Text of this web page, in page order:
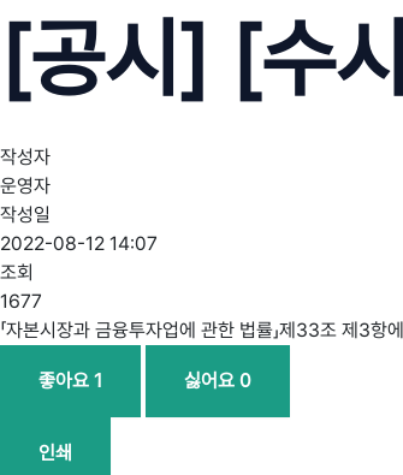
[공시] [수
작성자
운영자
작성일
2022-08-12 14:07
조회
1677
「자본시장과 금융투자업에 관한 법률」제33조 제3
좋아요 1 싫어요 0
인쇄